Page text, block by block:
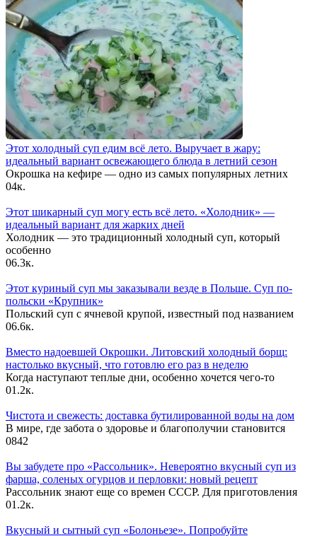
Этот холодный суп едим всё лето. Выручает в жару:
идеальный вариант освежающего блюда в летний сезон
Окрошка на кефире — одно из самых популярных летних
04к.
Этот шикарный суп могу есть всё лето. «Холодник» —
идеальный вариант для жарких дней
Холодник — это традиционный холодный суп, который
особенно
06.3к.
Этот куриный суп мы заказывали везде в Польше. Суп по-
польски «Крупник»
Польский суп с ячневой крупой, известный под названием
06.6к.
Вместо надоевшей Окрошки. Литовский холодный борщ:
настолько вкусный, что готовлю его раз в неделю
Когда наступают теплые дни, особенно хочется чего-то
01.2к.
Чистота и свежесть: доставка бутилированной воды на дом
В мире, где забота о здоровье и благополучии становится
0842
Вы забудете про «Рассольник». Невероятно вкусный суп из
фарша, соленых огурцов и перловки: новый рецепт
Рассольник знают еще со времен СССР. Для приготовления
01.2к.
Вкусный и сытный cуп «Болоньезе». Попробуйте